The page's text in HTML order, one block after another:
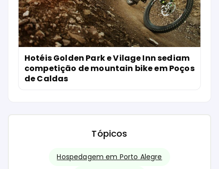
Hotéis Golden Park e Vilage Inn sediam
competição de mountain bike em Poços
de Caldas
Tópicos
Hospedagem em Porto Alegre